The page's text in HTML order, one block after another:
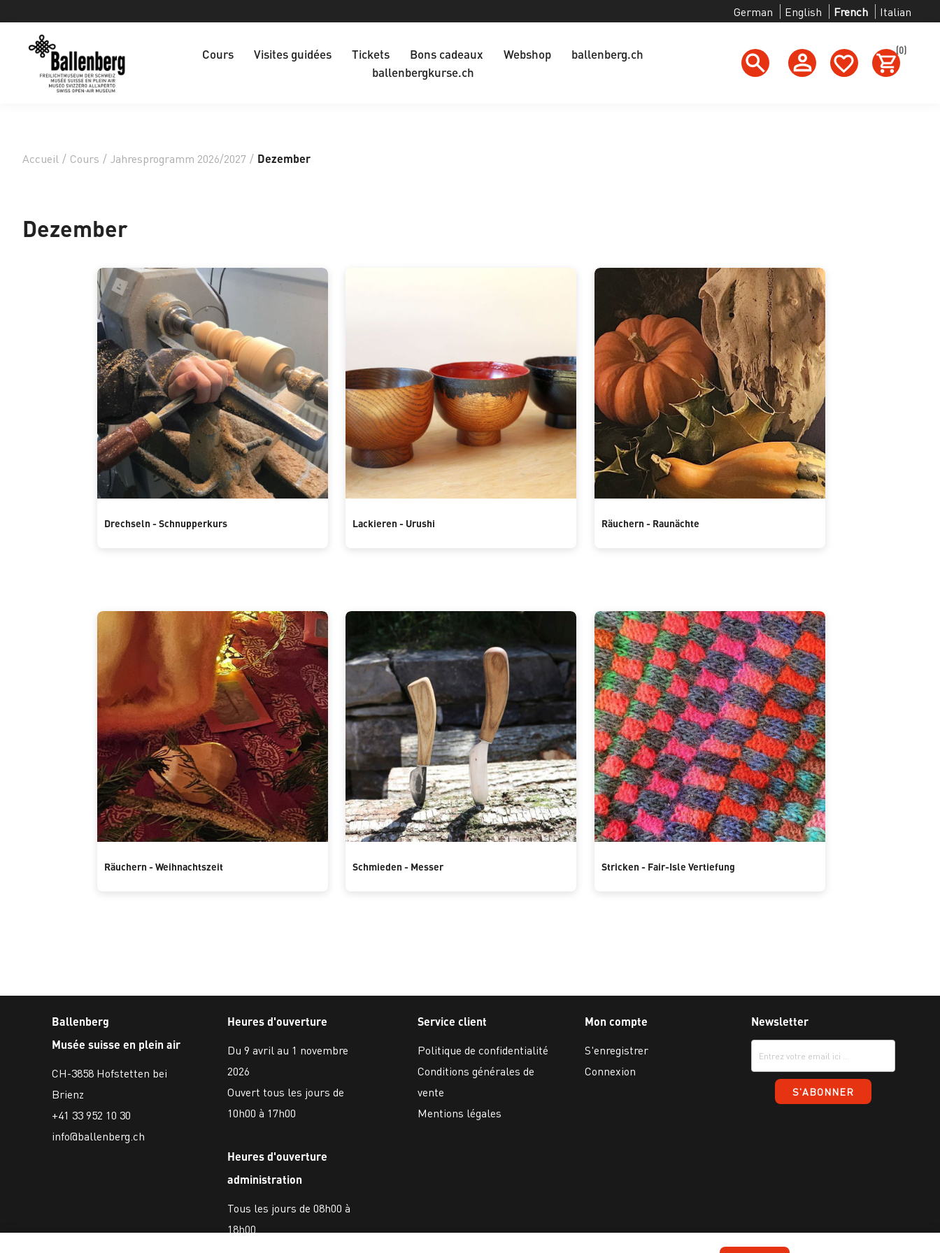
German English French Italian
Cours Visites guidées Tickets Bons cadeaux Webshop
ballenberg.ch
ballenbergkurse.ch
(0)
Accueil / Cours / Jahresprogramm 2026/2027 / Dezember
Dezember
Drechseln - Schnupperkurs Lackieren - Urushi Räuchern - Raunächte
Räuchern - Weihnachtszeit Schmieden - Messer Stricken - Fair-Isle Vertiefung
Ballenberg
Musée suisse en plein air
CH-3858 Hofstetten bei
Brienz
+41 33 952 10 30
info@ballenberg.ch
Heures d'ouverture
Du 9 avril au 1 novembre
2026
Ouvert tous les jours de
10h00 à 17h00
Heures d'ouverture
administration
Tous les jours de 08h00 à
18h00
Service client
Politique de confidentialité
Conditions générales de
vente
Mentions légales
Mon compte
S'enregistrer
Connexion
Newsletter